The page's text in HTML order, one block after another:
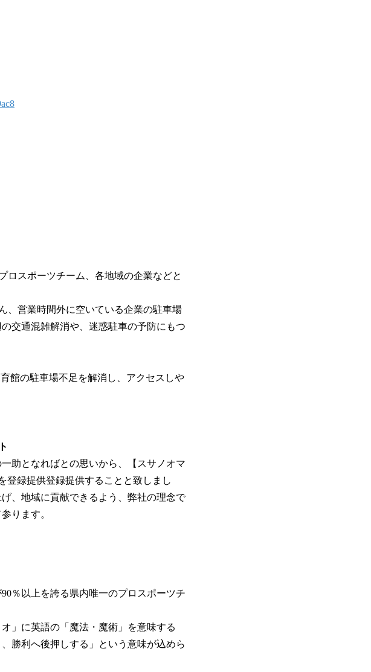
ロスポーツチーム、各地域の企業などと
、営業時間外に空いている企業の駐車場
交通混雑解消や、迷惑駐車の予防にもつ
館の駐車場不足を解消し、アクセスしや
助となればとの思いから、【スサノオマ
登録提供登録提供することと致しまし
、地域に貢献できるよう、弊社の理念で
ります。
％以上を誇る県内唯一のプロスポーツチ
」に英語の「魔法・魔術」を意味する
勝利へ後押しする」という意味が込めら